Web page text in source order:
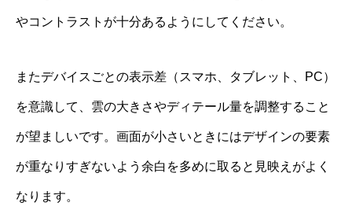
やコントラストが十分あるようにしてください。
またデバイスごとの表示差（スマホ、タブレット、PC）
を意識して、雲の大きさやディテール量を調整すること
が望ましいです。画面が小さいときにはデザインの要素
が重なりすぎないよう余白を多めに取ると見映えがよく
なります。